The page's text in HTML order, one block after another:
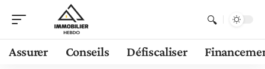
Assurer Conseils Défiscaliser